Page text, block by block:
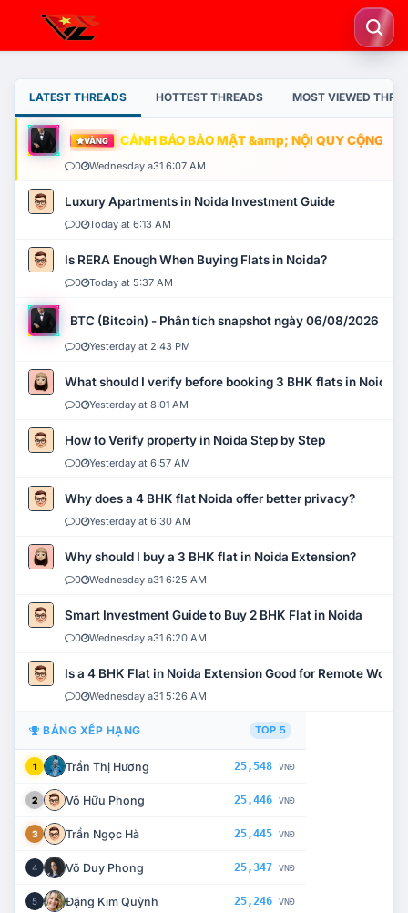
LATEST THREADS HOTTEST THREADS MOST VIEWED
VÀNG CẢNH BÁO BẢO MẬT &amp; NỘI QUY CỘNG
0 Wednesday a31 6:07 AM
Luxury Apartments in Noida Investment Guide
0 Today at 6:13 AM
Is RERA Enough When Buying Flats in Noida?
0 Today at 5:37 AM
BTC (Bitcoin) - Phân tích snapshot ngày 06/08/2026
0 Yesterday at 2:43 PM
What should I verify before booking 3 BHK flats in Noida?
0 Yesterday at 8:01 AM
How to Verify property in Noida Step by Step
0 Yesterday at 6:57 AM
Why does a 4 BHK flat Noida offer better privacy?
0 Yesterday at 6:30 AM
Why should I buy a 3 BHK flat in Noida Extension?
0 Wednesday a31 6:25 AM
Smart Investment Guide to Buy 2 BHK Flat in Noida
0 Wednesday a31 6:20 AM
Is a 4 BHK Flat in Noida Extension Good for Remote Work?
0 Wednesday a31 5:26 AM
BẢNG XẾP HẠNG TOP 5
1 Trần Thị Hương 25,548 VNĐ
2 Võ Hữu Phong 25,446 VNĐ
3 Trần Ngọc Hà 25,445 VNĐ
4 Võ Duy Phong 25,347 VNĐ
5 Đặng Kim Quỳnh 25,246 VNĐ